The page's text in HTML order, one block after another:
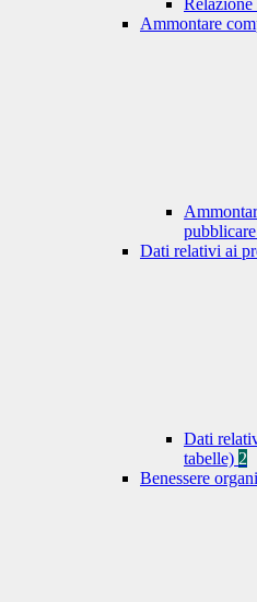
Ammontare
Dati relativi ai
Dati
tabelle) 2
Benessere